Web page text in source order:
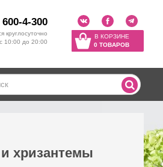
600-4-300
круглосуточно
10:00 до 20:00
В КОРЗИНЕ
0 ТОВАРОВ
и хризантемы